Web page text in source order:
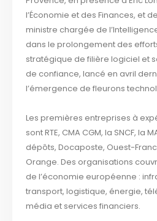
l’Économie et des Finances, et
ministre chargée de
dans le prolongement des
stratégique de filière logiciel et
de confiance, lancé en avril
l’émergence de fleurons
Les premières entreprises à
sont RTE, CMA CGM, la SNCF, la
dépôts, Docaposte, Ouest-
Orange. Des organisations
de l’économie européenne :
transport, logistique, énergie,
média et services financiers.